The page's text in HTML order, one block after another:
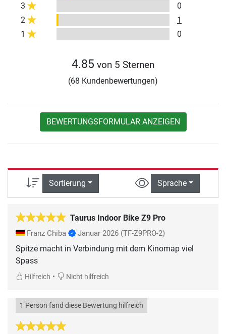
3
0
2
1
1
0
4.85 von 5 Sternen
(68 Kundenbewertungen)
BEWERTUNGSFORMULAR ANZEIGEN
Sortierung Sprache
Taurus Indoor Bike Z9 Pro
Franz Chiba Januar 2026 (TF-Z9PRO-2)
Spitze macht in Verbindung mit dem Kinomap viel
Spass
Hilfreich • Nicht hilfreich
1 Person fand diese Bewertung hilfreich